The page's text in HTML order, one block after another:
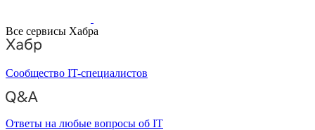
Все сервисы Хабра
Сообщество IT-специалистов
Ответы на любые вопросы об IT